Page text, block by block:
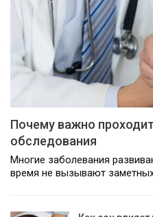
Почему важно
обследования
Многие заболевания
время не вызывают